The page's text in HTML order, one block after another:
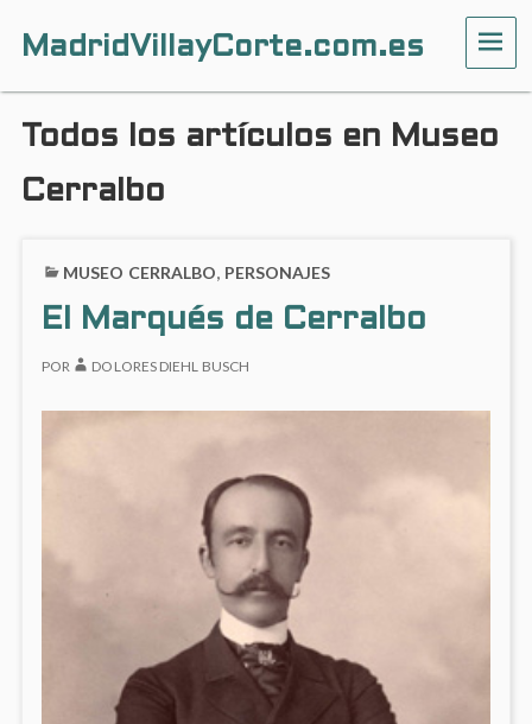
MadridVillayCorte.com.es
Todos los artículos en Museo
Cerralbo
MUSEO CERRALBO, PERSONAJES
El Marqués de Cerralbo
POR DOLORES DIEHL BUSCH